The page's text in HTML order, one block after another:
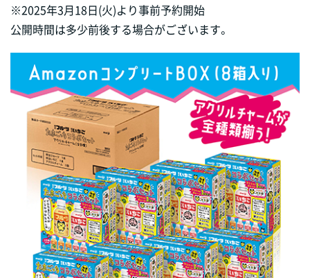
※2025年3月18日(火)より事前予約開始
公開時間は多少前後する場合がございます。